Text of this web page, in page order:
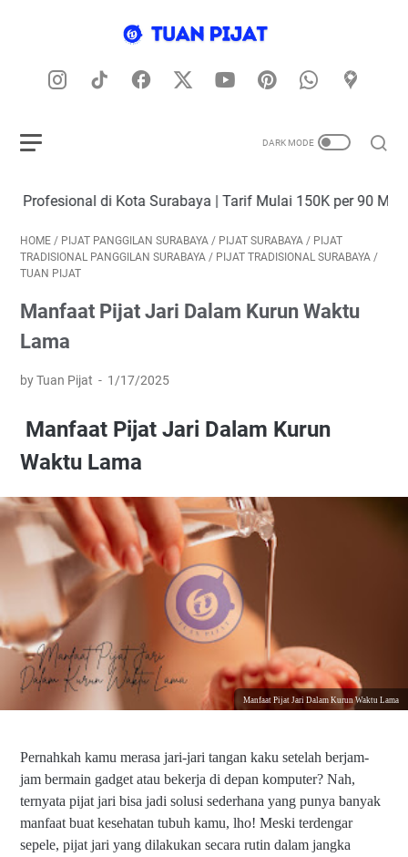
Kota Surabaya | Tarif Mulai 150K per 90 Menit (Include
HOME / PIJAT PANGGILAN SURABAYA / PIJAT SURABAYA / PIJAT
TRADISIONAL PANGGILAN SURABAYA / PIJAT TRADISIONAL SURABAYA /
TUAN PIJAT
Manfaat Pijat Jari Dalam Kurun Waktu
Lama
by Tuan Pijat 1/17/2025
Manfaat Pijat Jari Dalam Kurun
Waktu Lama
Manfaat Pijat Jari Dalam Kurun Waktu Lama
Pernahkah kamu merasa jari-jari tangan kaku setelah berjam-
jam bermain gadget atau bekerja di depan komputer? Nah,
ternyata pijat jari bisa jadi solusi sederhana yang punya banyak
manfaat buat kesehatan tubuh kamu, lho! Meski terdengar
sepele, pijat jari yang dilakukan secara rutin dalam jangka